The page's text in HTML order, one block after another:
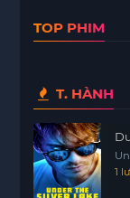
TOP PHIM
T. HÀNH
1